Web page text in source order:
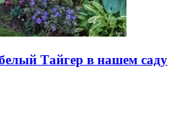
Тайгер в нашем саду